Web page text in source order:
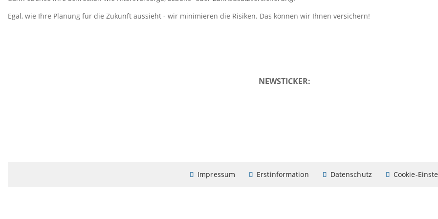
Egal, wie Ihre Planung für die Zukunft aussieht - wir minimieren die Risiken. Das können wir Ihnen versichern!
NEWSTICKER:
Impressum Erstinformation Datenschutz Cookie-